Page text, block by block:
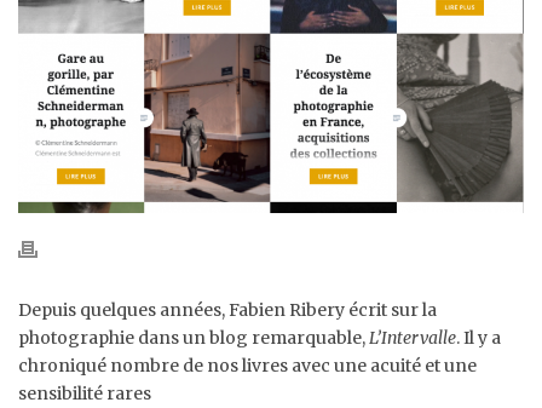
Depuis quelques années, Fabien Ribery écrit sur la
photographie dans un blog remarquable,L’Intervalle. Il y a
chroniqué nombre de nos livres avec une acuité et une
sensibilité rares